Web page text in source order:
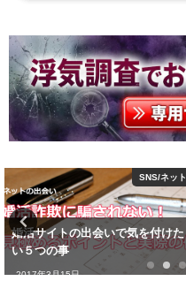
その他
横領事件と対応、調査について
2018年7月13日